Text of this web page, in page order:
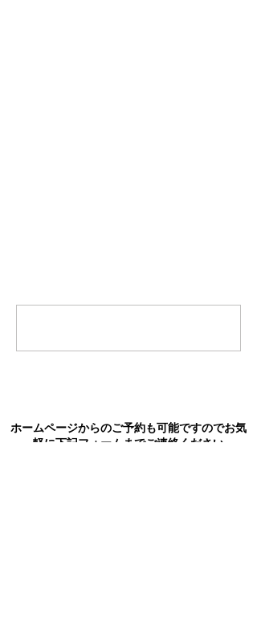
ホームページからのご予約も可能ですのでお気
軽に下記フォームまでご連絡ください